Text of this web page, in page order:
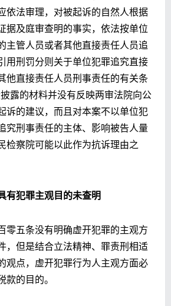
依法审理，对被起诉的自然人根据
据及庭审查明的事实，依法按单位
主管人员或者其他直接责任人员追
用刑罚分则关于单位犯罪追究直接
他直接责任人员刑事责任的有关条
露的材料并没有反映两审法院向公
诉的建议，而且对本案不以单位犯
究刑事责任的主体、影响被告人量
检察院可能以此作为抗诉理由之
有犯罪主观目的未查明
零五条没有明确虚开犯罪的主观方
，但是结合立法精神、罪责刑相适
观点，虚开犯罪行为人主观方面必
的目的。